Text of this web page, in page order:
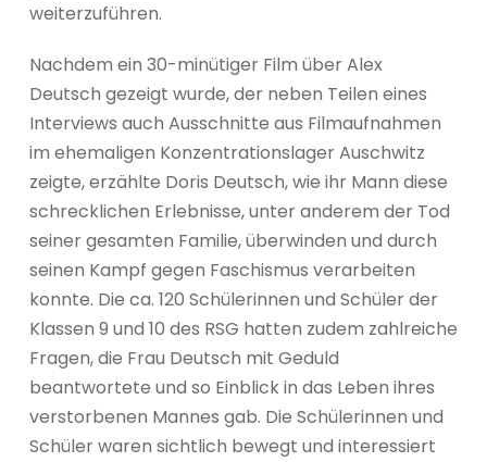
weiterzuführen.
Nachdem ein 30-minütiger Film über Alex
Deutsch gezeigt wurde, der neben Teilen eines
Interviews auch Ausschnitte aus Filmaufnahmen
im ehemaligen Konzentrationslager Auschwitz
zeigte, erzählte Doris Deutsch, wie ihr Mann diese
schrecklichen Erlebnisse, unter anderem der Tod
seiner gesamten Familie, überwinden und durch
seinen Kampf gegen Faschismus verarbeiten
konnte. Die ca. 120 Schülerinnen und Schüler der
Klassen 9 und 10 des RSG hatten zudem zahlreiche
Fragen, die Frau Deutsch mit Geduld
beantwortete und so Einblick in das Leben ihres
verstorbenen Mannes gab. Die Schülerinnen und
Schüler waren sichtlich bewegt und interessiert